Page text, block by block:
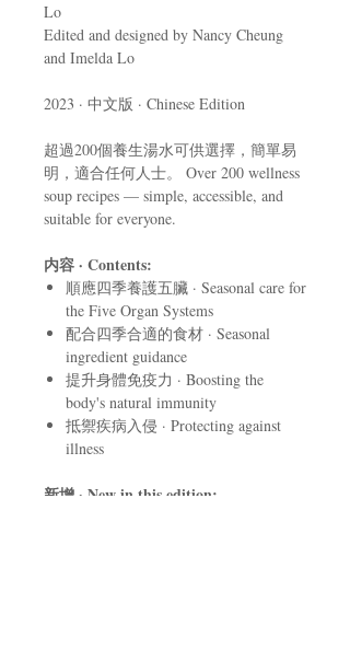
Lo
Edited and designed by Nancy Cheung
and Imelda Lo
2023 · 中文版 · Chinese Edition
超過200個養生湯水可供選擇，簡單易
明，適合任何人士。 Over 200 wellness
soup recipes — simple, accessible, and
suitable for everyone.
内容 · Contents:
順應四季養護五臟 · Seasonal care for
the Five Organ Systems
配合四季合適的食材 · Seasonal
ingredient guidance
提升身體免疫力 · Boosting the
body's natural immunity
抵禦疾病入侵 · Protecting against
illness
新增 · New in this edition: